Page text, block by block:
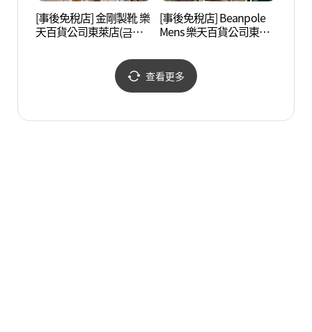
[事後免稅店] 金剛製靴 樂
天百貨公司東萊店(금강
[事後免稅店] Beanpole
Mens 樂天百貨公司東萊
동래점)
查看更多